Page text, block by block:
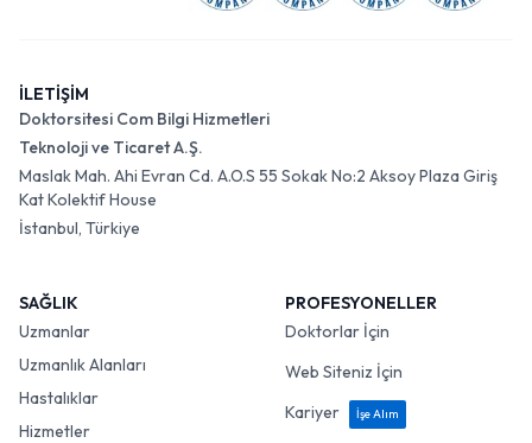
İLETİŞİM
Doktorsitesi Com Bilgi Hizmetleri
Teknoloji ve Ticaret A.Ş.
Maslak Mah. Ahi Evran Cd. A.O.S 55 Sokak No:2 Aksoy Plaza Giriş
Kat Kolektif House
İstanbul, Türkiye
SAĞLIK
Uzmanlar
Uzmanlık Alanları
Hastalıklar
Hizmetler
PROFESYONELLER
Doktorlar İçin
Web Siteniz İçin
Kariyer
İşe Alım